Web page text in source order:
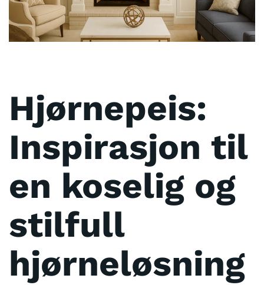
Hjørnepeis:
Inspirasjon til
en koselig og
stilfull
hjørneløsning